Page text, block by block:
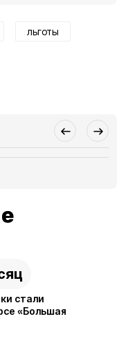
льготы
стали
«Большая